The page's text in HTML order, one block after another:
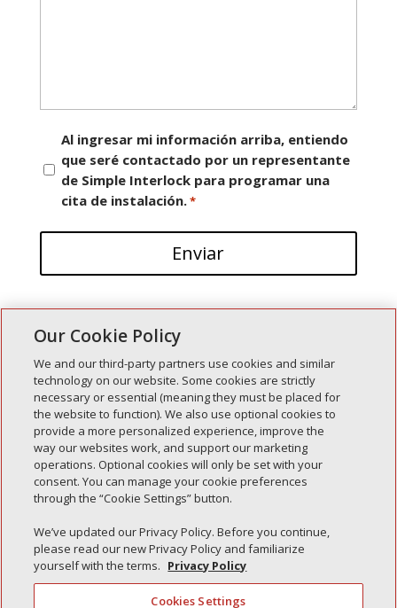
Consentimiento
Al ingresar mi información arriba, entiendo
que seré contactado por un representante
de Simple Interlock para programar una
cita de instalación.*
Entradas recientes
Simple Interlock de Walla Walla
Enclavamiento simple de Morton
Simple Interlock de Carol Stream
Simple Interlock de Waukegan
Simple Interlock de Texarkana
Our Cookie Policy
We and our third-party partners use cookies and similar
technology on our website. Some cookies are strictly
necessary or essential (meaning they must be placed for
the website to function). We also use optional cookies to
provide a more personalized experience, improve the
way our websites work, and support our marketing
operations. Optional cookies will only be set with your
consent. You can manage your cookie preferences
through the “Cookie Settings” button.
We’ve updated our Privacy Policy. Before you continue,
please read our new Privacy Policy and familiarize
yourself with the terms. Privacy Policy
Cookies Settings